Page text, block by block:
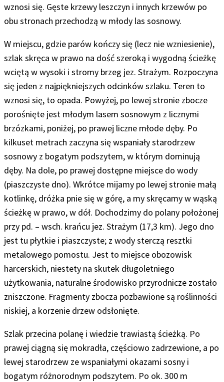
wznosi się. Gęste krzewy leszczyn i innych krzewów po
obu stronach przechodzą w młody las sosnowy.
W miejscu, gdzie parów kończy się (lecz nie wzniesienie),
szlak skręca w prawo na dość szeroką i wygodną ścieżkę
wciętą w wysoki i stromy brzeg jez. Strażym. Rozpoczyna
się jeden z najpiękniejszych odcinków szlaku. Teren to
wznosi się, to opada. Powyżej, po lewej stronie zbocze
porośnięte jest młodym lasem sosnowym z licznymi
brzózkami, poniżej, po prawej liczne młode dęby. Po
kilkuset metrach zaczyna się wspaniały starodrzew
sosnowy z bogatym podszytem, w którym dominują
dęby. Na dole, po prawej dostępne miejsce do wody
(piaszczyste dno). Wkrótce mijamy po lewej stronie małą
kotlinkę, dróżka pnie się w górę, a my skręcamy w wąską
ścieżkę w prawo, w dół. Dochodzimy do polany położonej
przy pd. – wsch. krańcu jez. Strażym (17,3 km). Jego dno
jest tu płytkie i piaszczyste; z wody sterczą resztki
metalowego pomostu. Jest to miejsce obozowisk
harcerskich, niestety na skutek długoletniego
użytkowania, naturalne środowisko przyrodnicze zostało
zniszczone. Fragmenty zbocza pozbawione są roślinności
niskiej, a korzenie drzew odsłonięte.
Szlak przecina polanę i wiedzie trawiastą ścieżką. Po
prawej ciągną się mokradła, częściowo zadrzewione, a po
lewej starodrzew ze wspaniałymi okazami sosny i
bogatym różnorodnym podszytem. Po ok. 300 m